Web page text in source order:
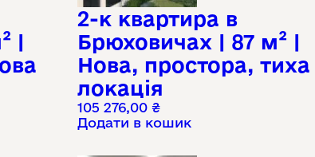
|
2-к квартира в
Брюховичах | 87 м² |
Нова, простора, тиха
локація
105 276,00₴
Додати в кошик